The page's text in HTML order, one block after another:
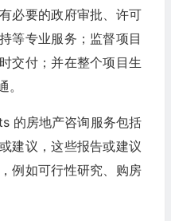
必要的政府审批、许可
等专业服务；监督项目
交付；并在整个项目生
的房地产咨询服务包括
建议，这些报告或建议
例如可行性研究、购房